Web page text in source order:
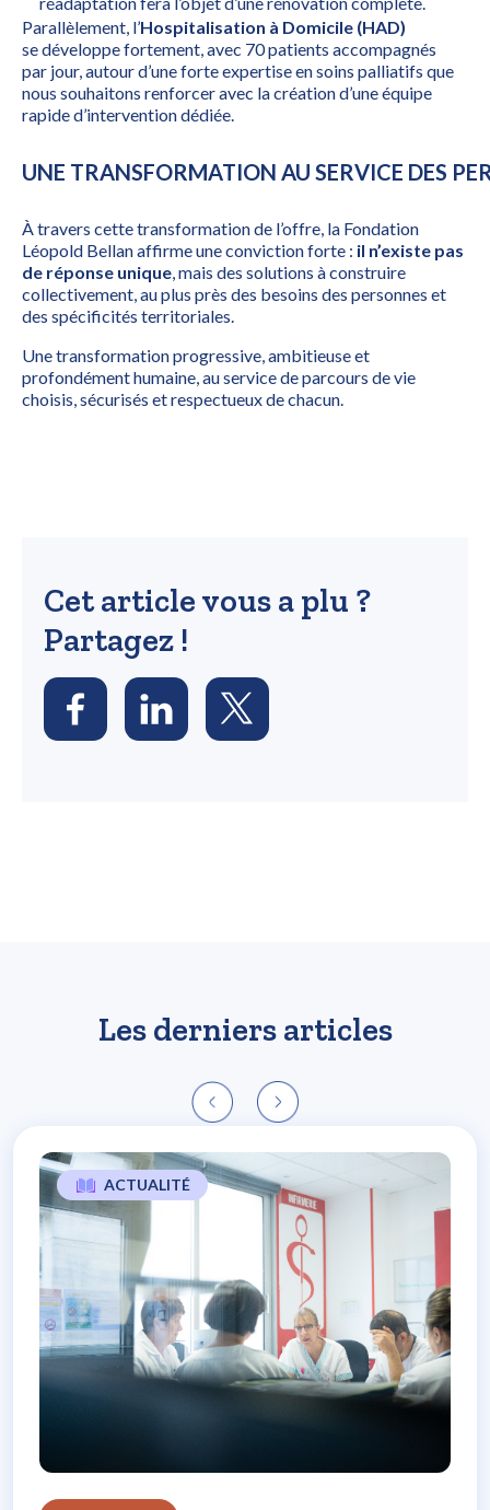
Parallèlement, l’Hospitalisation à Domicile (HAD)
se développe fortement, avec 70 patients accompagnés
par jour, autour d’une forte expertise en soins palliatifs que
nous souhaitons renforcer avec la création d’une équipe
rapide d’intervention dédiée.
UNE TRANSFORMATION AU SERVICE DES
À travers cette transformation de l’offre, la Fondation
Léopold Bellan affirme une conviction forte : il n’existe pas
de réponse unique , mais des solutions à construire
collectivement, au plus près des besoins des personnes et
des spécificités territoriales.
Une transformation progressive, ambitieuse et
profondément humaine, au service de parcours de vie
choisis, sécurisés et respectueux de chacun.
Cet article vous a plu ?
Partagez !
Les derniers articles
ACTUALITÉ